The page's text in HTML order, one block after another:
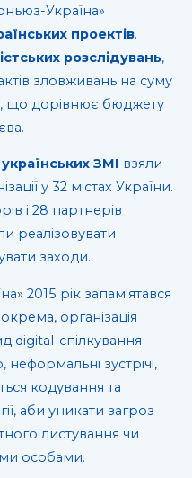
Україна»
проектів.
розслідувань,
зловживань на суму
що дорівнює бюджету
ЗМІ взяли
у 32 містах України.
і 28 партнерів
реалізовувати
заходи.
2015 рік запам′ятався
організація
digital-спілкування –
неформальні зустрічі,
кодування та
аби уникати загроз
листування чи
особами.